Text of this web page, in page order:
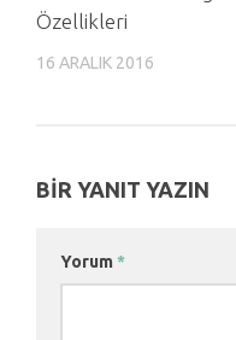
Özellikleri
16 ARALIK 2016
BIR YANIT YAZIN
Yorum *